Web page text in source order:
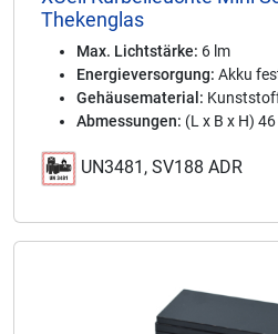
Thekenglas
Max. Lichtstärke: 6 lm
Energieversorgung: Akku
Gehäusematerial:
Abmessungen: (L x B x H)
UN3481, SV188 ADR